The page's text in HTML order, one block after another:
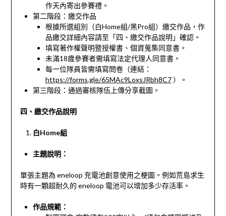
作天內寄出參賽禮。
第二階段：繳交作品
根據所選組別（白Home組/黑Pro組）繳交作品，作
品繳交詳細內容請至「四、繳交作品說明」確認。
填寫著作權聲明暨授權書、個資蒐集同意書。
未滿18歲參賽者需填寫法定代理人同意書。
每一位隊員皆需填寫問卷（連結：
https://forms.gle/65MAc9LoxsJRbh8C7）。
第三階段：通過審核隊伍上傳分享截圖。
四、繳交作品說明
白Home組
主題說明：
單張主題為 eneloop 充電池創意使用之梗圖。例如荒島求生
時有一顆超耐久的 eneloop 電池可以增加多少存活率。
作品規範：